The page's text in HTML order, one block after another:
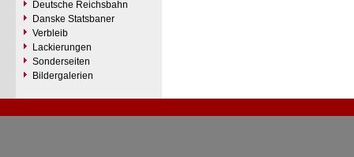
Deutsche Reichsbahn
Danske Statsbaner
Verbleib
Lackierungen
Sonderseiten
Bildergalerien